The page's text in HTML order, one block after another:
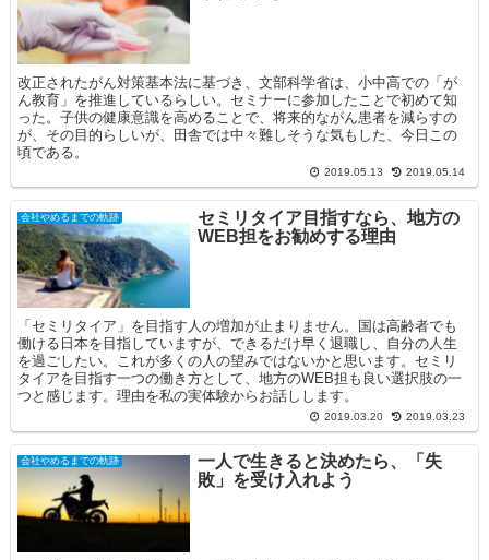
改正されたがん対策基本法に基づき、文部科学省は、小中高での「が
ん教育」を推進しているらしい。セミナーに参加したことで初めて知
った。子供の健康意識を高めることで、将来的ながん患者を減らすの
が、その目的らしいが、田舎では中々難しそうな気もした、今日この
頃である。
2019.05.13 2019.05.14
会社やめるまでの軌跡
セミリタイア目指すなら、地方の
WEB担をお勧めする理由
「セミリタイア」を目指す人の増加が止まりません。国は高齢者でも
働ける日本を目指していますが、できるだけ早く退職し、自分の人生
を過ごしたい。これが多くの人の望みではないかと思います。セミリ
タイアを目指す一つの働き方として、地方のWEB担も良い選択肢の一
つと感じます。理由を私の実体験からお話しします。
2019.03.20 2019.03.23
会社やめるまでの軌跡
一人で生きると決めたら、「失
敗」を受け入れよう